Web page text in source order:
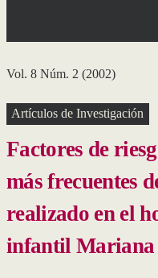
Vol. 8 Núm. 2 (2002)
Artículos de Investigación
Factores de
más frecuentes
realizado en el
infantil Mariana